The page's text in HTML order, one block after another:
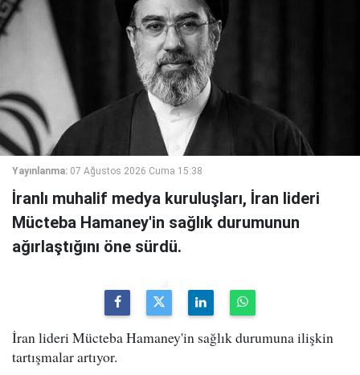
Yayınlanma: 07 Ağustos 2026 Cuma 15:38
İranlı muhalif medya kuruluşları, İran lideri
Mücteba Hamaney'in sağlık durumunun
ağırlaştığını öne sürdü.
İran lideri Mücteba Hamaney'in sağlık durumuna ilişkin
tartışmalar artıyor.